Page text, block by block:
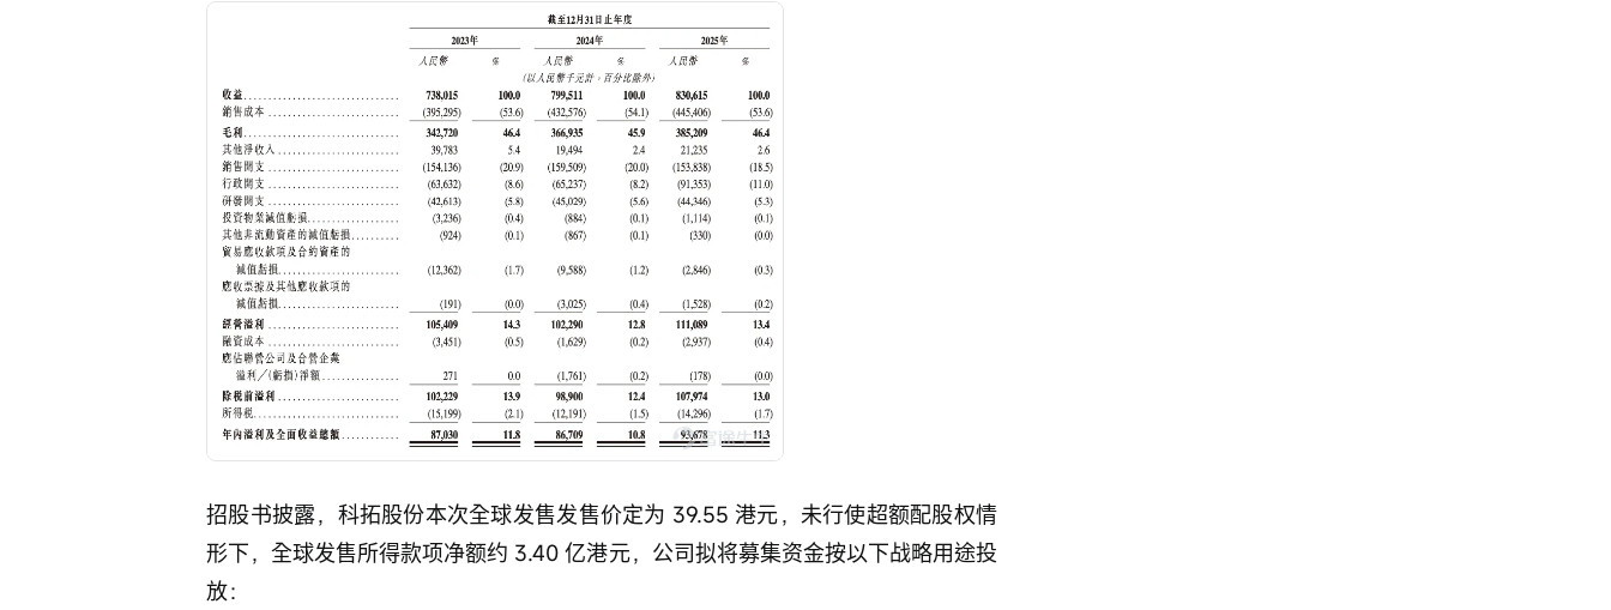
招股书披露，科拓股份本次全球发售发售价定为 39.55 港元，未行使超额配股权情
形下，全球发售所得款项净额约 3.40 亿港元，公司拟将募集资金按以下战略用途投
放：